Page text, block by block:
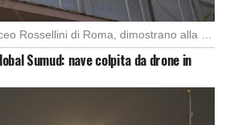
I giovani studenti del liceo Rossellini di Roma, dimostrano alla capitale l’importanza di attuare manifestazioni […]
Sumud: nave colpita da drone in